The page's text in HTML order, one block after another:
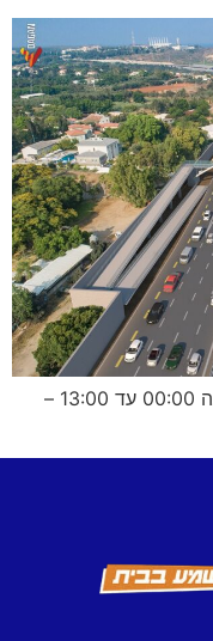
העבודות יתקיימו ב־12 בספטמבר משעה 00:00 עד 13:00 –